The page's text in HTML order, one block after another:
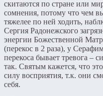
скитаются по стране или
сомнения, потому что чем
тяжелее по ней ходить,
Сергия Радонежского
энергии Божественной
(перекос в 2 раза), у
перекоса бывает тревога –
так. Святым кажется, что
силу восприятия, т.к. они
себя.